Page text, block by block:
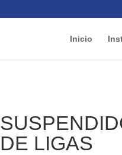
Inicio
DE LIGAS